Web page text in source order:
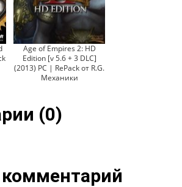
Age of Empires 2: HD
Edition [v 5.6 + 3 DLC]
(2013) PC | RePack от R.G.
Механики
(0)